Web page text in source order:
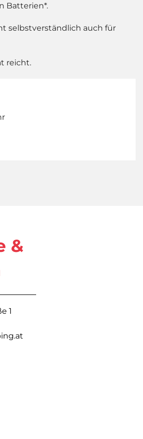
Batterien*.
selbstverständlich auch für
reicht.
&
1